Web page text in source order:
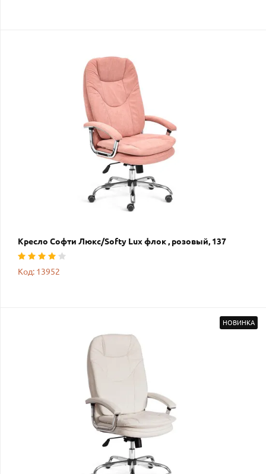
Кресло Софти Люкс/Softy Lux флок , розовый, 137
Код: 13952
НОВИНКА